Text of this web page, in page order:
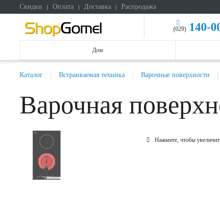
Скидки Оплата Доставка Распродажа
(029) 140-
Дом
Каталог Встраиваемая техника Варочные поверхности
Варочная
Нажмите, чтобы